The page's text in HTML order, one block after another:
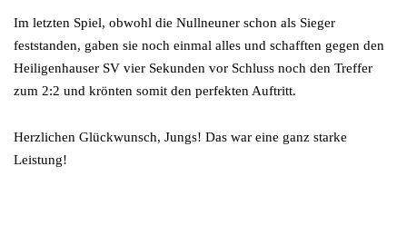
Im letzten Spiel, obwohl die Nullneuner schon als Sieger
feststanden, gaben sie noch einmal alles und schafften gegen den
Heiligenhauser SV vier Sekunden vor Schluss noch den Treffer
zum 2:2 und krönten somit den perfekten Auftritt.
Herzlichen Glückwunsch, Jungs! Das war eine ganz starke
Leistung!